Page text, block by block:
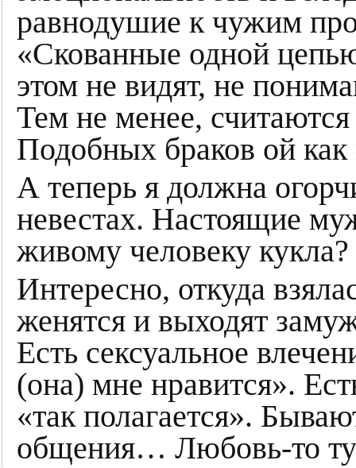
равнодушие к чужим
«Скованные одной
этом не видят, не
Тем не менее,
Подобных браков ой
А теперь я должна
невестах. Настоящие
живому человеку кукла?
Интересно, откуда
женятся и выходят
Есть сексуальное
(она) мне нравится».
«так полагается».
общения… Любовь-то